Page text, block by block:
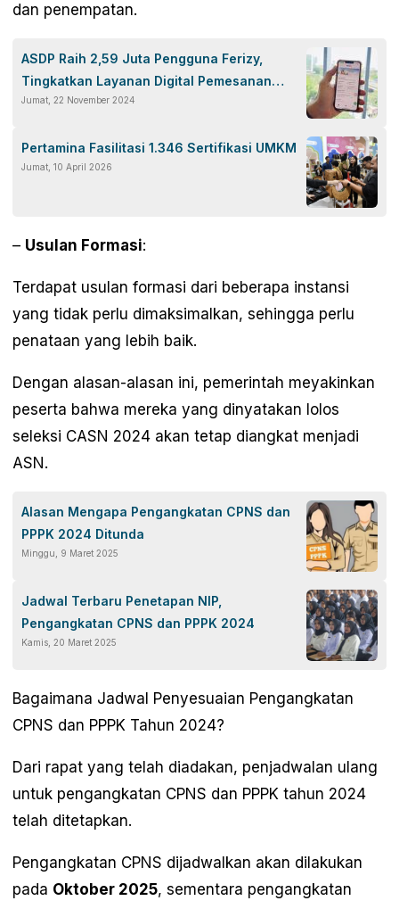
dan penempatan.
ASDP Raih 2,59 Juta Pengguna Ferizy,
Tingkatkan Layanan Digital Pemesanan
Tiket Online
Jumat, 22 November 2024
Pertamina Fasilitasi 1.346 Sertifikasi UMKM
Jumat, 10 April 2026
– Usulan Formasi:
Terdapat usulan formasi dari beberapa instansi
yang tidak perlu dimaksimalkan, sehingga perlu
penataan yang lebih baik.
Dengan alasan-alasan ini, pemerintah meyakinkan
peserta bahwa mereka yang dinyatakan lolos
seleksi CASN 2024 akan tetap diangkat menjadi
ASN.
Alasan Mengapa Pengangkatan CPNS dan
PPPK 2024 Ditunda
Minggu, 9 Maret 2025
Jadwal Terbaru Penetapan NIP,
Pengangkatan CPNS dan PPPK 2024
Kamis, 20 Maret 2025
Bagaimana Jadwal Penyesuaian Pengangkatan
CPNS dan PPPK Tahun 2024?
Dari rapat yang telah diadakan, penjadwalan ulang
untuk pengangkatan CPNS dan PPPK tahun 2024
telah ditetapkan.
Pengangkatan CPNS dijadwalkan akan dilakukan
pada Oktober 2025, sementara pengangkatan